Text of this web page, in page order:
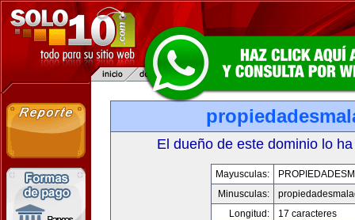
El dueño de este dominio lo
Mayusculas:
Minusculas:
Longitud:
17 caracteres